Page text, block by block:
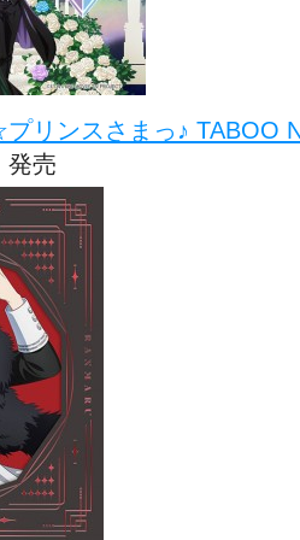
リンスさまっ♪ TABOO
発売